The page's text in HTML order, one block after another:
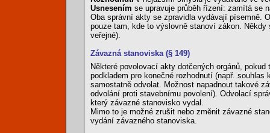
Usnesením se upravuje průběh řízení: zamítá se
Oba správní akty se zpravidla vydávají písemně.
pouze tam, kde to výslovně stanoví zákon.
veřejné).
Závazná stanoviska (§ 149)
Některé povolovací akty dotčených orgánů,
podkladem pro konečné rozhodnutí (např.
samostatně odvolat. Možnost napadnout takové
odvolání proti stavebnímu povolení). Odvolací
který závazné stanovisko vydal.
Mimo to je možné zrušit nebo změnit závazné
vydání závazného stanoviska.